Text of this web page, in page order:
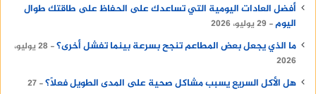
أفضل العادات اليومية التي تساعدك على الحفاظ على طاقتك طوال
اليوم
29 يوليو، 2026
ما الذي يجعل بعض المطاعم تنجح بسرعة بينما تفشل أخرى؟
28 يوليو،
2026
هل الأكل السريع يسبب مشاكل صحية على المدى الطويل فعلًا؟ 27